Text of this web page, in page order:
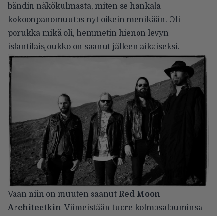
bändin näkökulmasta, miten se hankala
kokoonpanomuutos nyt oikein menikään. Oli
porukka mikä oli, hemmetin hienon levyn
islantilaisjoukko on saanut jälleen aikaiseksi.
Vaan niin on muuten saanut Red Moon
Architectkin. Viimeistään tuore kolmosalbuminsa